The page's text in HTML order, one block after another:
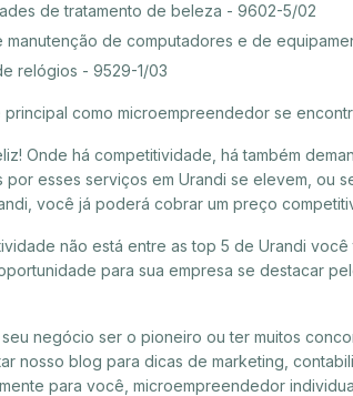
de tratamento de beleza - 9602-5/02
manutenção de computadores e de
relógios - 9529-1/03
principal como microempreendedor se
Onde há competitividade, há também
esses serviços em Urandi se elevem, ou
você já poderá cobrar um preço
não está entre as top 5 de Urandi
para sua empresa se destacar
negócio ser o pioneiro ou ter muitos
nosso blog para dicas de marketing,
para você, microempreendedor